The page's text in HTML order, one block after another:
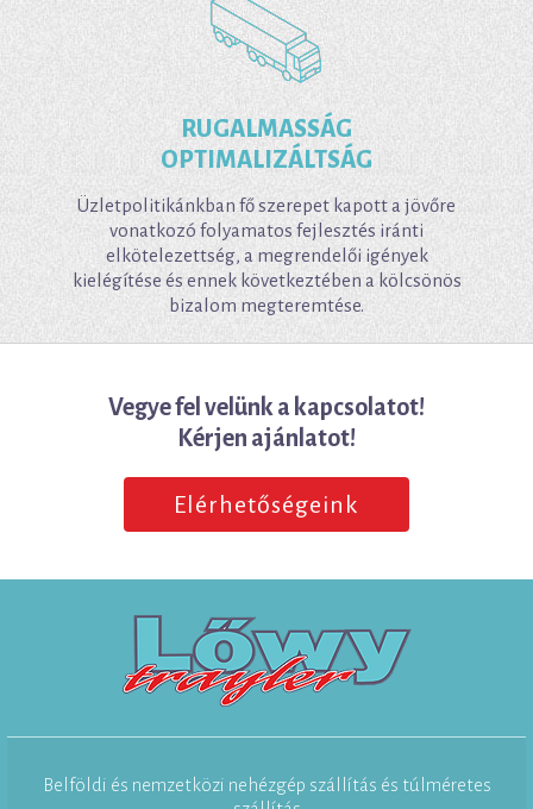
RUGALMASSÁG
OPTIMALIZÁLTSÁG
Üzletpolitikánkban fő szerepet kapott a jövőre
vonatkozó folyamatos fejlesztés iránti
elkötelezettség, a megrendelői igények
kielégítése és ennek következtében a kölcsönös
bizalom megteremtése.
Vegye fel velünk a kapcsolatot!
Kérjen ajánlatot!
Elérhetőségeink
Belföldi és nemzetközi nehézgép szállítás és túlméretes